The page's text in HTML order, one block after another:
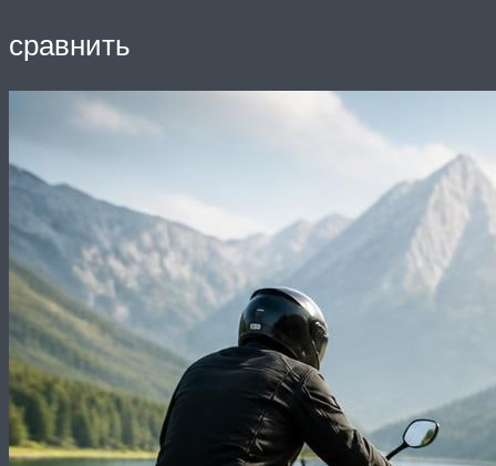
сравнить